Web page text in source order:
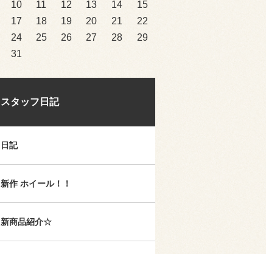
10 11 12 13 14
15
17 18 19 20 21
22
24 25 26 27 28
29
31
スタッフ日記
日記
新作 ホイール！！
新商品紹介☆